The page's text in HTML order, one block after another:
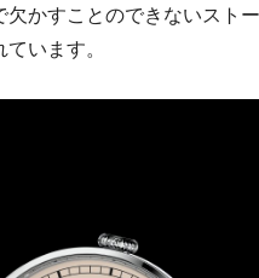
欠かすことのできないスト
います。